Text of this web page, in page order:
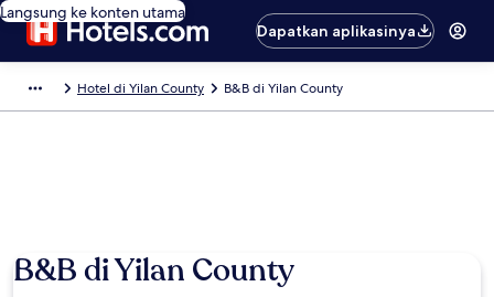
Langsung ke konten utama
Dapatkan aplikasinya
Hotel di Yilan County B&B di Yilan County
B&B di Yilan County